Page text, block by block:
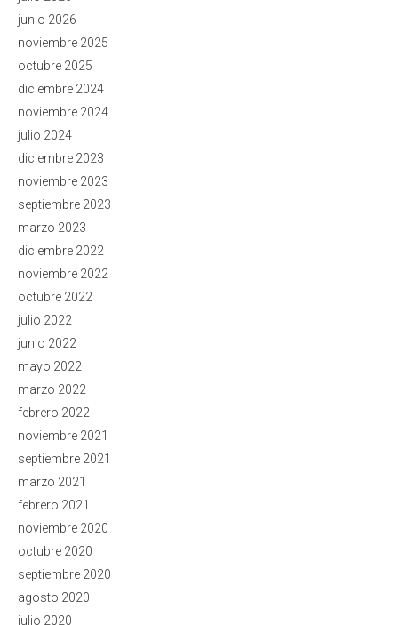
junio 2026
noviembre 2025
octubre 2025
diciembre 2024
noviembre 2024
julio 2024
diciembre 2023
noviembre 2023
septiembre 2023
marzo 2023
diciembre 2022
noviembre 2022
octubre 2022
julio 2022
junio 2022
mayo 2022
marzo 2022
febrero 2022
noviembre 2021
septiembre 2021
marzo 2021
febrero 2021
noviembre 2020
octubre 2020
septiembre 2020
agosto 2020
julio 2020